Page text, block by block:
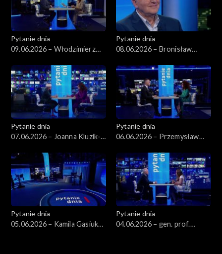
Pytanie dnia
09.06.2026 – Włodzimierz
Pytanie dnia
08.06.2026 – Bronisław
Pytanie dnia
07.06.2026 – Joanna Kluzik-
Pytanie dnia
06.06.2026 – Przemysław
Pytanie dnia
05.06.2026 – Kamila Gasiuk-
Pytanie dnia
04.06.2026 – gen. prof.